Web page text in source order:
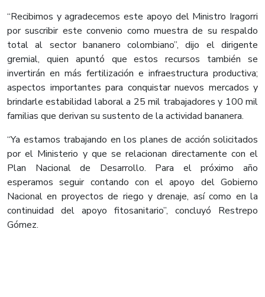
“Recibimos y agradecemos este apoyo del Ministro Iragorri
por suscribir este convenio como muestra de su respaldo
total al sector bananero colombiano”, dijo el dirigente
gremial, quien apuntó que estos recursos también se
invertirán en más fertilización e infraestructura productiva;
aspectos importantes para conquistar nuevos mercados y
brindarle estabilidad laboral a 25 mil trabajadores y 100 mil
familias que derivan su sustento de la actividad bananera.
“Ya estamos trabajando en los planes de acción solicitados
por el Ministerio y que se relacionan directamente con el
Plan Nacional de Desarrollo. Para el próximo año
esperamos seguir contando con el apoyo del Gobierno
Nacional en proyectos de riego y drenaje, así como en la
continuidad del apoyo fitosanitario”, concluyó Restrepo
Gómez.